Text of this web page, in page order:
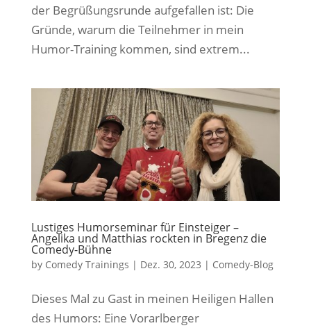
der Begrüßungsrunde aufgefallen ist: Die
Gründe, warum die Teilnehmer in mein
Humor-Training kommen, sind extrem...
Lustiges Humorseminar für Einsteiger –
Angelika und Matthias rockten in Bregenz die
Comedy-Bühne
by Comedy Trainings | Dez. 30, 2023 | Comedy-Blog
Dieses Mal zu Gast in meinen Heiligen Hallen
des Humors: Eine Vorarlberger